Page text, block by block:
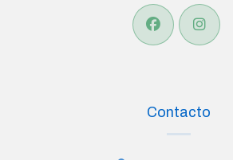
Contacto